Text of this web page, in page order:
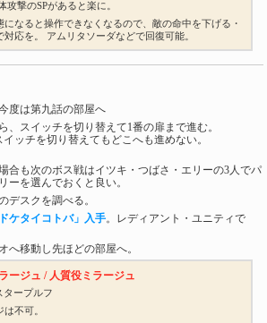
撃のSPがあると楽に。
なると操作できなくなるので、敵の命中を下げる・
応を。 アムリタソーダなどで回復可能。
度は第九話の部屋へ
、スイッチを切り替えて1番の扉まで進む。
ッチを切り替えてもどこへも進めない。
合も次のボス戦はイツキ・つばさ・エリーの3人でパ
ーを選んでおくと良い。
デスクを調べる。
ケタイコトバ」入手。レディアント・ユニティで
へ移動し先ほどの部屋へ。
ジュ / 人質役ミラージュ
タープルフ
不可。